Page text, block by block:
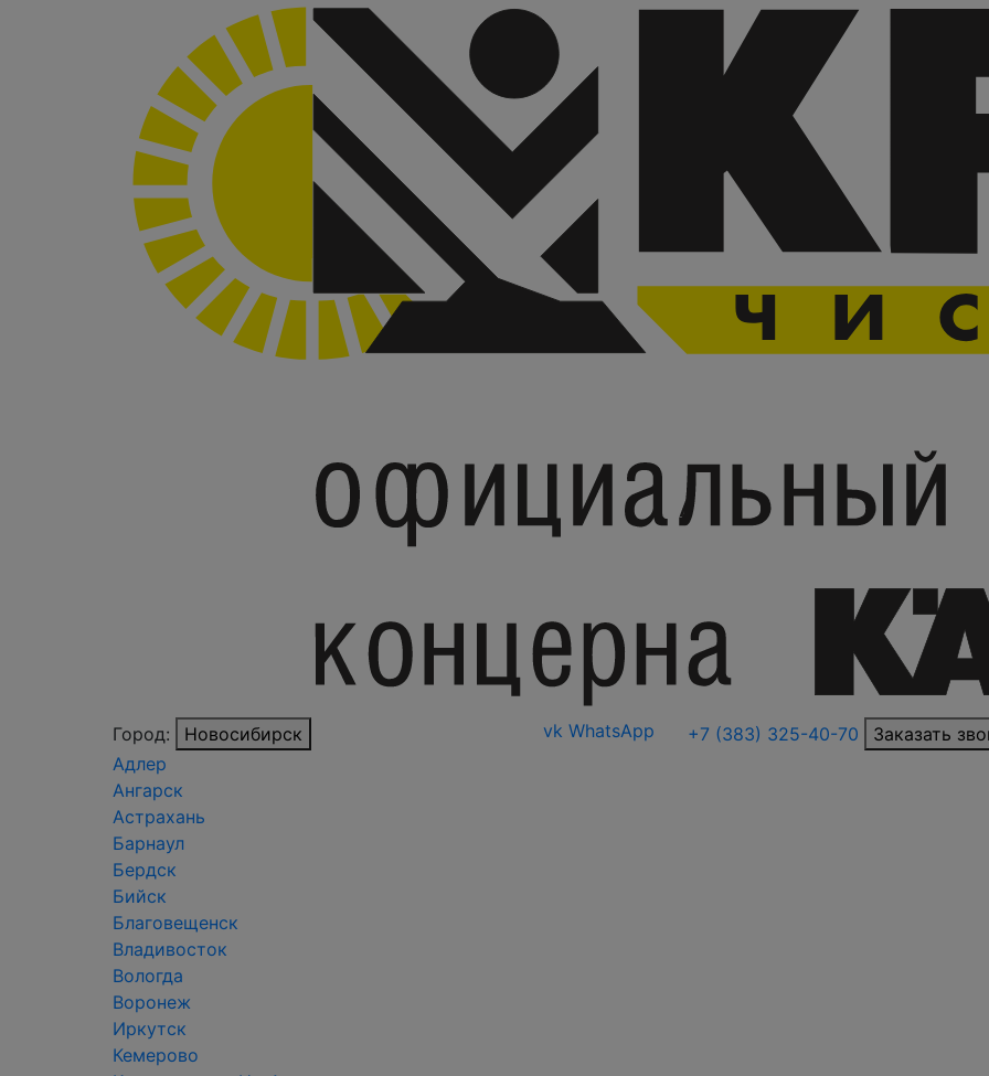
Город:
Новосибирск
Адлер
Ангарск
Астрахань
Барнаул
Бердск
Бийск
Благовещенск
Владивосток
Вологда
Воронеж
Иркутск
Кемерово
vk WhatsApp +7 (383) 325-40-70 Заказать